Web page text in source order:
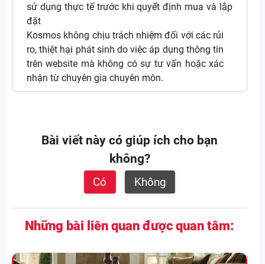
sử dụng thực tế trước khi quyết định mua và lắp
đặt
Kosmos không chịu trách nhiệm đối với các rủi
ro, thiệt hại phát sinh do việc áp dụng thông tin
trên website mà không có sự tư vấn hoặc xác
nhận từ chuyên gia chuyên môn.
Bài viết này có giúp ích cho bạn
không?
Có Không
Những bài liên quan được quan tâm: